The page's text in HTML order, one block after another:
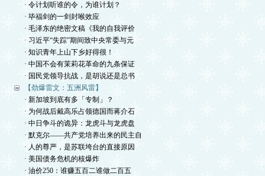
· 令计划听谁的令，为谁计划？
· 毕福剑的一剑封喉效应
· 毛泽东的绝密文稿《我的自我评价
· 习近平“失踪”期间致中央常委与元
· 知识青年上山下乡好得很！
· 中国不会有茉莉花革命的九条保证
· 国民党领导抗战，是胡说还是总书
【劲爆雷文：五洲风雷】
· 新加坡到底有多「专制」？
· 为何战后戴高乐占领德国而蒋介石
· 中日争斗的诡异：龙虎斗与龙虎盘
· 默克尔——共产党培养出来的民主自
· 人的尊严，是苏联垮台的直接原因
· 美国债务危机的核爆炸
· 油价250：谁赚五百二谁做二百五